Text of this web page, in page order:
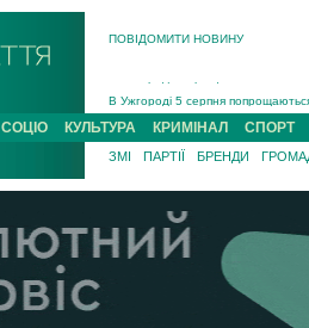
ПОВІДОМИТИ НОВИНУ
Інструктора районного ТЦК на
Підтвердили загибель
На війні з рф поліг військовий з
На Хустщині внаслідок ДТП за
Інструктора районного ТЦК на
СОЦІО КУЛЬТУРА КРИМІНАЛ СПОРТ
ЗМІ ПАРТІЇ БРЕНДИ